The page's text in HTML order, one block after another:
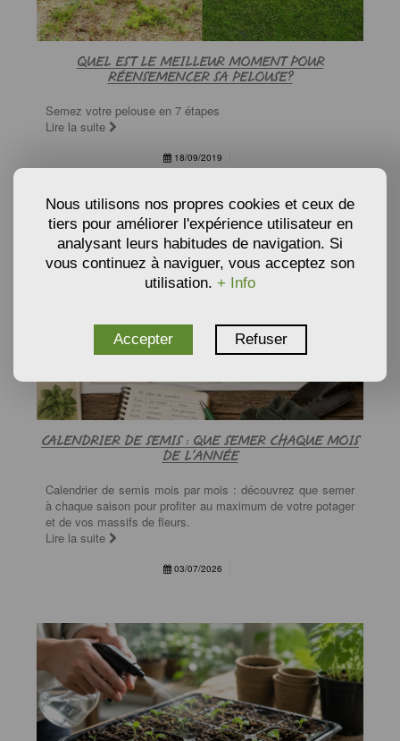
QUEL EST LE MEILLEUR MOMENT POUR
RÉENSEMENCER SA PELOUSE?
Semez votre pelouse en 7 étapes
Lire la suite
18/09/2019
CALENDRIER DE SEMIS : QUE SEMER CHAQUE MOIS
DE L'ANNÉE
Calendrier de semis mois par mois : découvrez que semer
à chaque saison pour profiter au maximum de votre potager
et de vos massifs de fleurs.
Lire la suite
03/07/2026
Nous utilisons nos propres cookies et ceux de
tiers pour améliorer l'expérience utilisateur en
analysant leurs habitudes de navigation. Si
vous continuez à naviguer, vous acceptez son
utilisation. + Info
Accepter Refuser